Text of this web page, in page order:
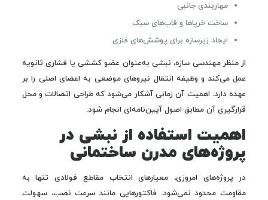
مهاربندی جانبی
ساخت خرپاها و قاب‌های سبک
ایجاد زیرسازه برای پوشش‌های فلزی
از منظر مهندسی سازه، نبشی به‌عنوان عضو کششی یا فشاری ثانویه
عمل می‌کند و وظیفه انتقال نیروهای موضعی به اعضای اصلی را بر
عهده دارد. اهمیت آن زمانی آشکار می‌شود که طراحی اتصالات و محل
قرارگیری آن مطابق اصول آیین‌نامه‌ای انجام شود.
اهمیت استفاده از نبشی در
پروژه‌های مدرن ساختمانی
در پروژه‌های امروزی، معیارهای انتخاب مقاطع فولادی تنها به
مقاومت محدود نمی‌شود. فاکتورهایی مانند سرعت نصب، سهولت